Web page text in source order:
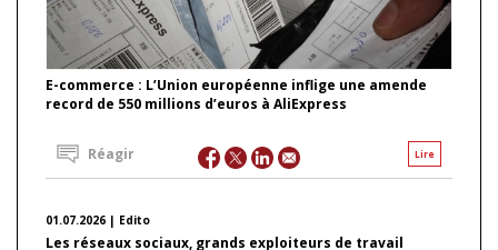
E-commerce : L’Union européenne inflige une amende
record de 550 millions d’euros à AliExpress
Lire
Réagir
01.07.2026 | Edito
Les réseaux sociaux, grands exploiteurs de travail